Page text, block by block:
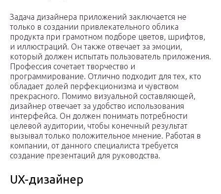
Задача дизайнера приложений заключается не
только в создании привлекательного облика
продукта при грамотном подборе цветов, шрифтов,
и иллюстраций. Он также отвечает за эмоции,
который должен испытать пользователь приложения.
Профессия сочетает творчество и
программирование. Отлично подходит для тех, кто
обладает долей перфекционизма и чувством
прекрасного. Помимо визуальной составляющей,
дизайнер отвечает за удобство использования
интерфейса. Он должен понимать потребности
целевой аудитории, чтобы конечный результат
вызывал только положительное мнение. Работая в
компании, от данного специалиста требуется
создание презентаций для руководства.
UX-дизайнер